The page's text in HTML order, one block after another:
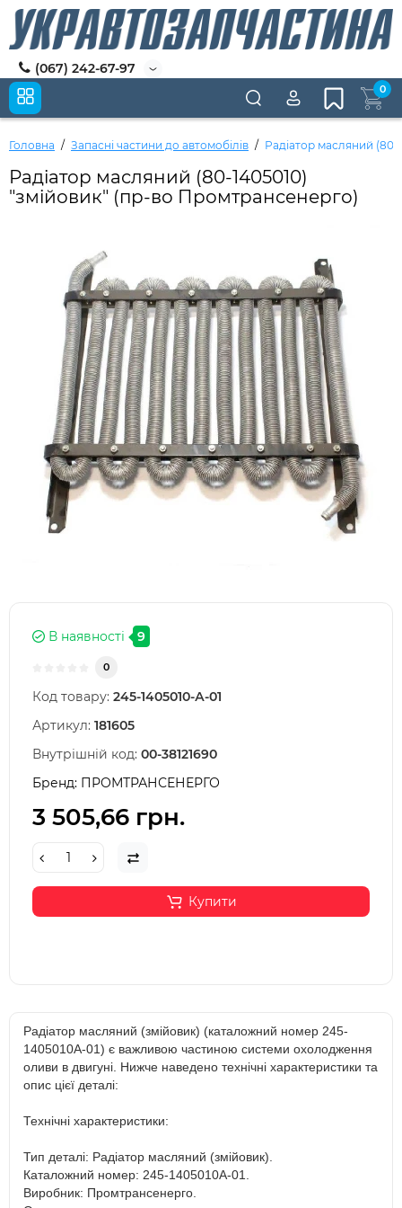
(067) 242-67-97
0
Головна Запасні частини до автомобілів Радіатор масляний
Радіатор масляний (80-1405010)
"змійовик" (пр-во Промтрансенерго)
В наявності 9
0
Код товару: 245-1405010-А-01
Артикул: 181605
Внутрішній код: 00-38121690
Бренд: ПРОМТРАНСЕНЕРГО
3 505,66 грн.
Купити
Радіатор масляний (змійовик) (каталожний номер 245-
1405010А-01) є важливою частиною системи охолодження
оливи в двигуні. Нижче наведено технічні характеристики та
опис цієї деталі:
Технічні характеристики:
Тип деталі: Радіатор масляний (змійовик).
Каталожний номер: 245-1405010А-01.
Виробник: Промтрансенерго.